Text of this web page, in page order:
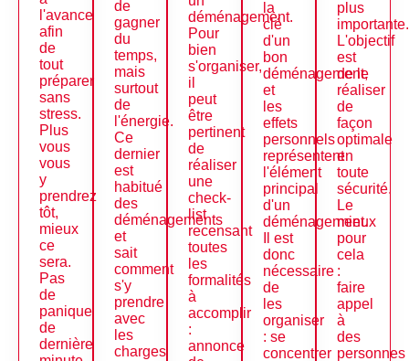
l'avance
afin
de
tout
préparer
sans
stress.
Plus
vous
vous
y
prendrez
tôt,
mieux
ce
sera.
Pas
de
panique
de
dernière
de
gagner
du
temps,
mais
surtout
de
l'énergie.
Ce
dernier
est
habitué
des
déménagements
et
sait
comment
s'y
prendre
avec
les
charges
déménagement.
Pour
bien
s'organiser,
il
peut
être
pertinent
de
réaliser
une
check-
list
recensant
toutes
les
formalités
à
accomplir
:
annonce
la
clé
d'un
bon
déménagement,
et
les
effets
personnels
représentent
l'élément
principal
d'un
déménagement.
Il est
donc
nécessaire
de
les
organiser
: se
concentrer
plus
importante.
L'objectif
est
de le
réaliser
de
façon
optimale
en
toute
sécurité.
Le
mieux
pour
cela
:
faire
appel
à
des
personnes